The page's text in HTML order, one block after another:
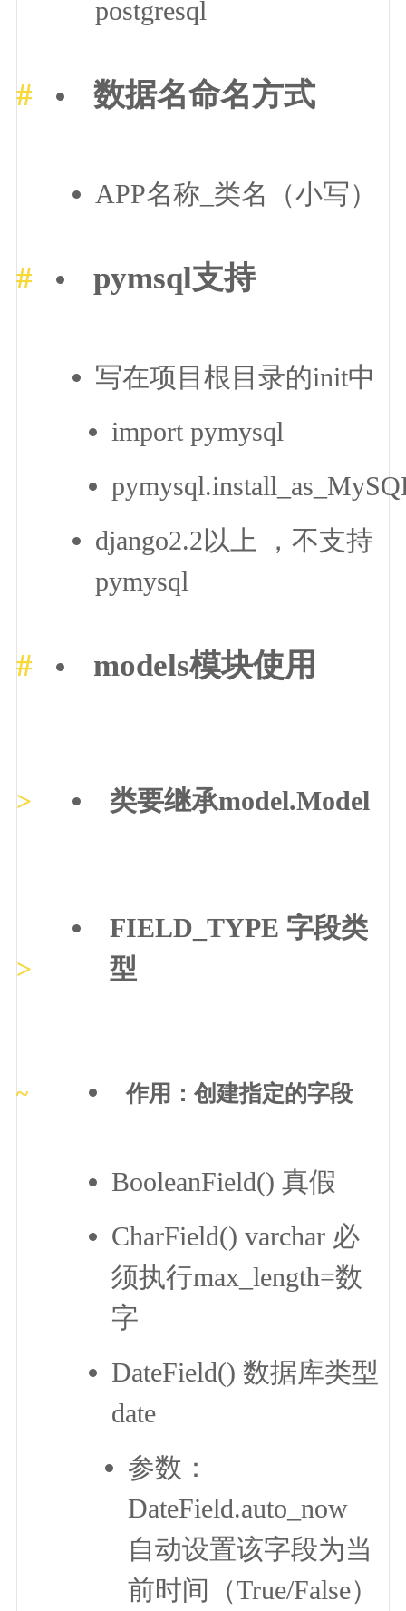
postgresql
数据名命名方式
APP名称_类名（小写）
pymsql支持
写在项目根目录的init中
import pymysql
django2.2以上 ，不支持
pymysql
models模块使用
类要继承model.Model
FIELD_TYPE 字段类
型
作用：创建指定的字段
BooleanField() 真假
CharField() varchar 必
须执行max_length=数
字
DateField() 数据库类型
date
参数：
DateField.auto_now
自动设置该字段为当
前时间（True/False）